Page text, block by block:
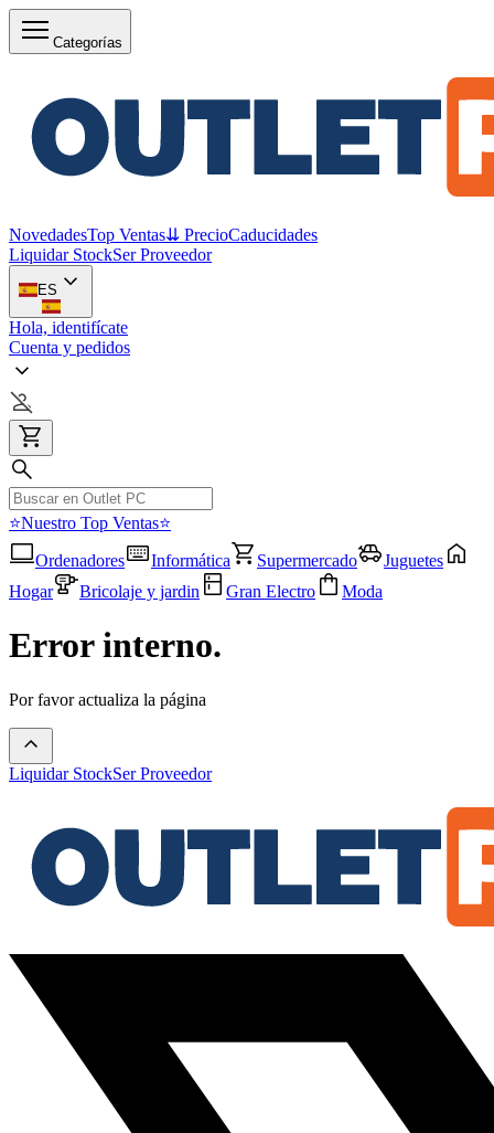
Categorías
NovedadesTop Ventas⇊ PrecioCaducidades
Liquidar StockSer Proveedor
ES
Hola, identifícate
Cuenta y pedidos
⭐Nuestro Top Ventas⭐
Ordenadores
Informática Supermercado
Juguetes
Hogar
Bricolaje y jardin Gran Electro Moda
Error interno.
Por favor actualiza la página
Liquidar StockSer Proveedor